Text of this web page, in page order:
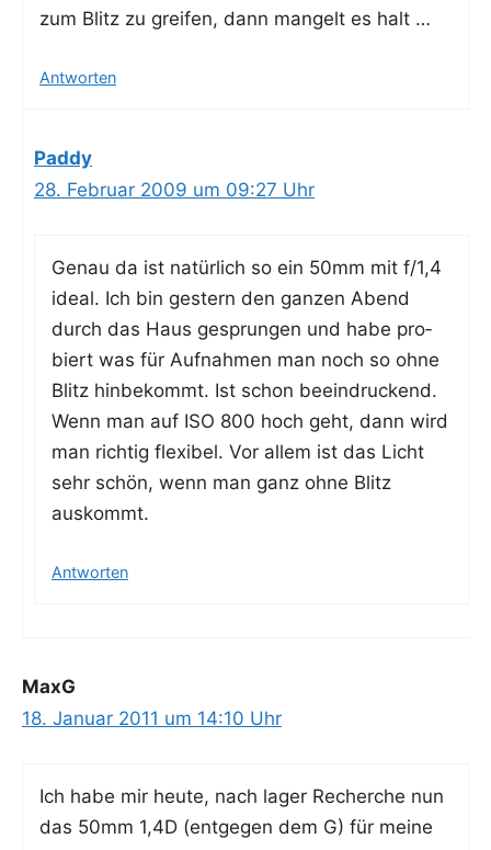
zum Blitz zu grei­fen, dann man­gelt es halt …
Antworten
Paddy
28. Februar 2009 um 09:27 Uhr
Genau da ist natür­lich so ein 50mm mit f/1,4
ide­al. Ich bin ges­tern den gan­zen Abend
durch das Haus gesprun­gen und habe pro­
biert was für Auf­nah­men man noch so ohne
Blitz hin­be­kommt. Ist schon beein­dru­ckend.
Wenn man auf ISO 800 hoch geht, dann wird
man rich­tig fle­xi­bel. Vor allem ist das Licht
sehr schön, wenn man ganz ohne Blitz
auskommt.
Antworten
MaxG
18. Januar 2011 um 14:10 Uhr
Ich habe mir heu­te, nach lager Recher­che nun
das 50mm 1,4D (ent­ge­gen dem G) für mei­ne